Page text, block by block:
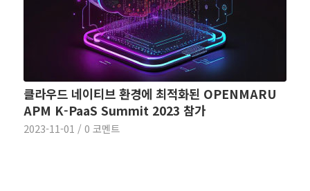
클라우드 네이티브 환경에 최적화된 OPENMARU
APM K-PaaS Summit 2023 참가
2023-11-01 / 0 코멘트